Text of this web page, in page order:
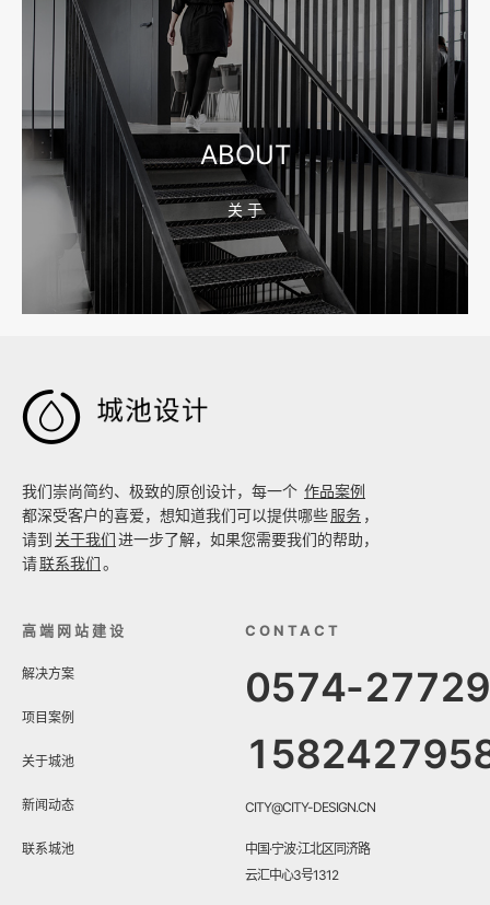
2026-08-10 16:43:21
宁波网站建设公司怎么选？先看合同、后台和询盘路径
2026-08-04 17:59:05
嘉兴企业做AI搜索优化，先把官网服务页和FAQ对齐
ABOUT
关 于

我们崇尚简约、极致的原创设计，每一个 作品案例
都深受客户的喜爱，想知道我们可以提供哪些服务 ，
请到 关于我们进一步了解，如果您需要我们的帮助，
请联系我们。
高端网站建设
解决方案
项目案例
关于城池
新闻动态
联系城池
CONTACT
0574-
CITY@CITY-DESIGN.CN
中国·宁波·江北区同济路
云汇中心3号1312